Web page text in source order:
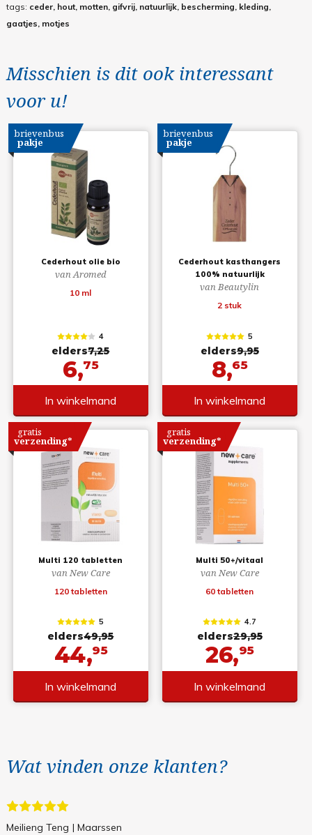
tags: ceder, hout, motten, gifvrij, natuurlijk, bescherming, kleding,
gaatjes, motjes
Misschien is dit ook interessant
voor u!
Cederhout olie bio
van Aromed
10 ml
brievenbus
pakje
4
elders7,25
6,75
In winkelmand
Cederhout kasthangers
100% natuurlijk
van Beautylin
2 stuk
brievenbus
pakje
5
elders9,95
8,65
In winkelmand
Multi 120 tabletten
van New Care
120 tabletten
gratis
verzending*
5
elders49,95
44,95
In winkelmand
Multi 50+/vitaal
van New Care
60 tabletten
gratis
verzending*
4.7
elders29,95
26,95
In winkelmand
Wat vinden onze klanten?
Meilieng Teng | Maarssen